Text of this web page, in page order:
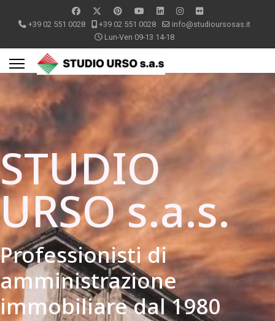
+39 02 551 0028 +39 02 551 0028
info@studioursosas.it
Lun-Ven 09-13 14-18
STUDIO
URSO s.a.s.
Professionisti di
amministrazione
immobiliare dal 1980